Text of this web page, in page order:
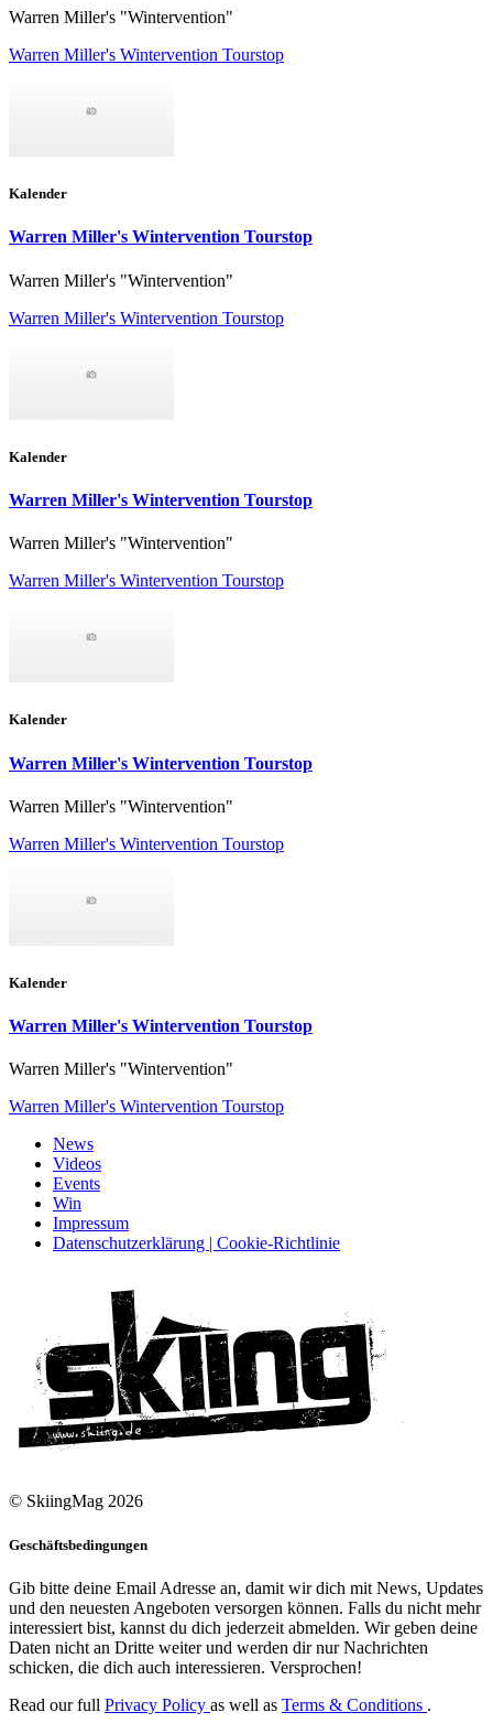
Warren Miller's "Wintervention"
Warren Miller's Wintervention Tourstop
Kalender
Warren Miller's Wintervention Tourstop
Warren Miller's "Wintervention"
Warren Miller's Wintervention Tourstop
Kalender
Warren Miller's Wintervention Tourstop
Warren Miller's "Wintervention"
Warren Miller's Wintervention Tourstop
Kalender
Warren Miller's Wintervention Tourstop
Warren Miller's "Wintervention"
Warren Miller's Wintervention Tourstop
Kalender
Warren Miller's Wintervention Tourstop
Warren Miller's "Wintervention"
Warren Miller's Wintervention Tourstop
News
Videos
Events
Win
Impressum
Datenschutzerklärung | Cookie-Richtlinie
© SkiingMag 2026
Geschäftsbedingungen
Gib bitte deine Email Adresse an, damit wir dich mit News, Updates
und den neuesten Angeboten versorgen können. Falls du nicht mehr
interessiert bist, kannst du dich jederzeit abmelden. Wir geben deine
Daten nicht an Dritte weiter und werden dir nur Nachrichten
schicken, die dich auch interessieren. Versprochen!
Read our full Privacy Policy as well as Terms & Conditions .